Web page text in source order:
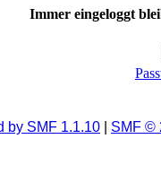
Immer eingeloggt
by SMF 1.1.10 SMF ©